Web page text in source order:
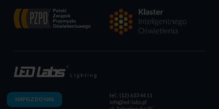
NAPISZ DO NAS
tel.: (12) 633 44 11
info@led-labs.pl